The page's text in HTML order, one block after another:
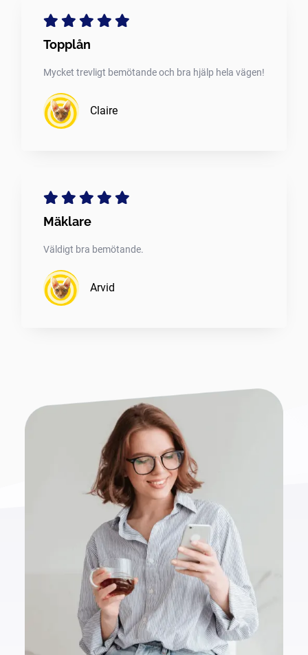
Topplån
Mycket trevligt bemötande och bra hjälp hela vägen!
Claire
Mäklare
Väldigt bra bemötande.
Arvid